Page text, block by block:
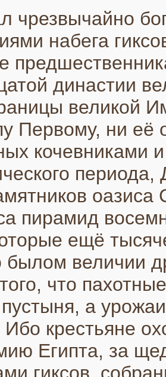
чрезвычайно
набега
династии
великой
Первому, ни её
кочевниками
периода,
пирамид
ещё
былом величии
что
а
Ибо крестьяне
Египта, за